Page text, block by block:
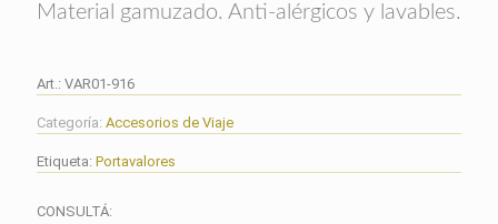
Material gamuzado. Anti-alérgicos y lavables.
Art.: VAR01-916
Categoría: Accesorios de Viaje
Etiqueta: Portavalores
CONSULTÁ: